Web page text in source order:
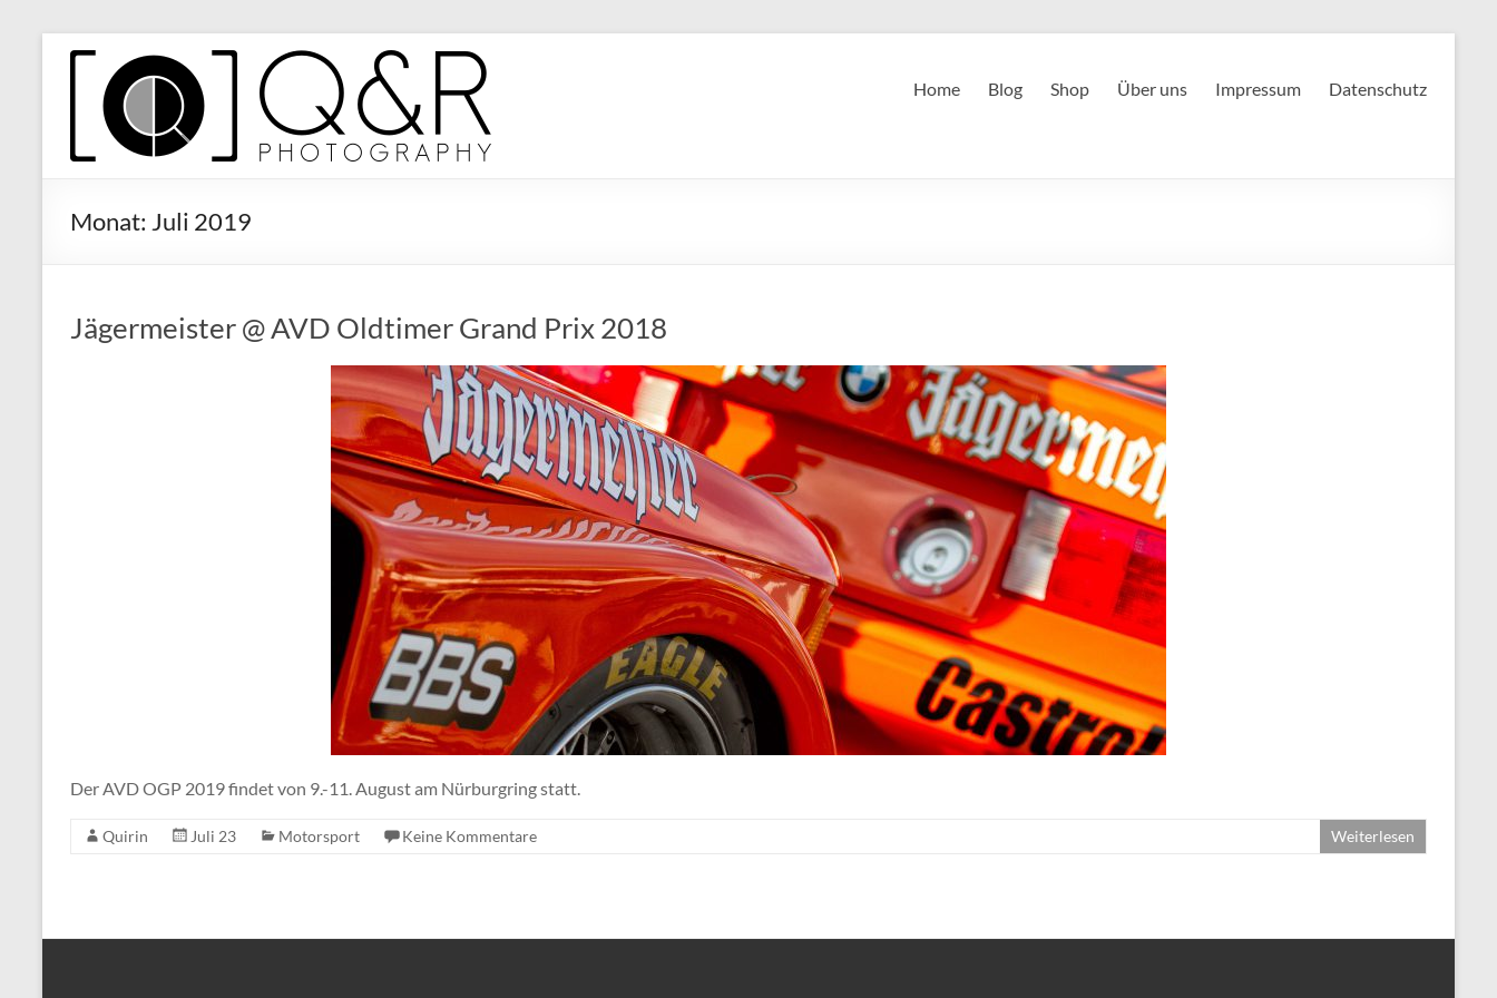
Inhalt
springenQ&R
Photography
Home Blog Shop Über uns Impressum Datenschutz
Monat: Juli 2019
Jägermeister @ AVD Oldtimer Grand Prix 2018
Der AVD OGP 2019 findet von 9.-11. August am Nürburgring statt.
Quirin Juli 23 Motorsport Keine Kommentare Weiterlesen